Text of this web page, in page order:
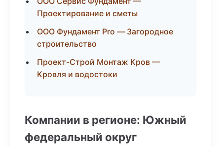
Проектирование и сметы
ООО Фундамент Pro — Загородное
строительство
Проект-Строй Монтаж Кров —
Кровля и водостоки
Компании в регионе: Южный
федеральный округ